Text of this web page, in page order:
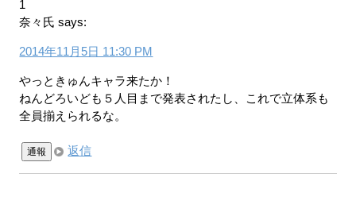
1
奈々氏 says:
2014年11月5日 11:30 PM
やっときゅんキャラ来たか！
ねんどろいども５人目まで発表されたし、これで立体系も
全員揃えられるな。
通報 返信